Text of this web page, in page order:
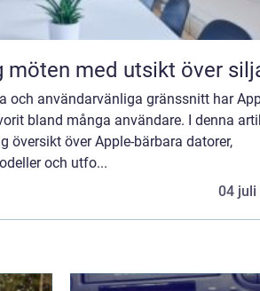
Konferens tällberg möten med utsikt över
och användarvänliga gränssnitt har
bland många användare. I denna
översikt över Apple-bärbara datorer,
och utfo...
04 juli